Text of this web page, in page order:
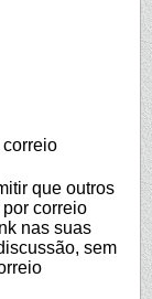
que outros
correio
nas suas
sem